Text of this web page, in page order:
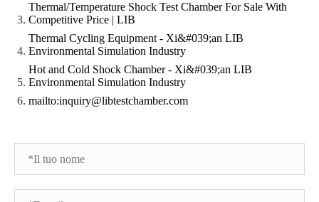
Thermal/Temperature Shock Test Chamber For Sale With
Competitive Price | LIB
Thermal Cycling Equipment - Xi&#039;an LIB
Environmental Simulation Industry
Hot and Cold Shock Chamber - Xi&#039;an LIB
Environmental Simulation Industry
mailto:inquiry@libtestchamber.com